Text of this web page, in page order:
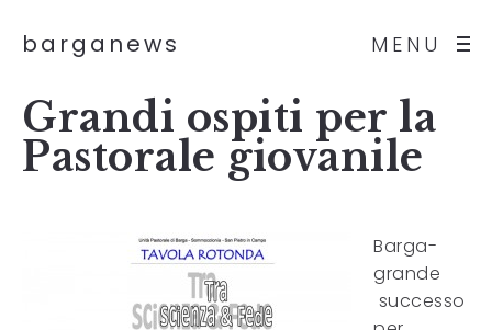
MENU
barganews
Grandi ospiti per la
Pastorale giovanile
Barga-
grande
successo